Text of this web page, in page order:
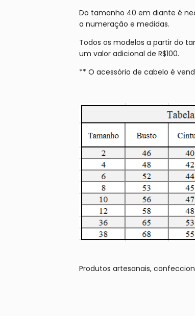
Do tamanho 40 em diante é
a numeração e medidas.
Todos os modelos a partir do
um valor adicional de R$100.
** O acessório de cabelo é
Produtos artesanais,